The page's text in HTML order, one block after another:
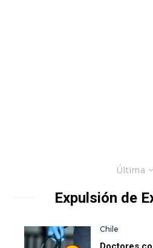
Última
Expulsión de
Chile